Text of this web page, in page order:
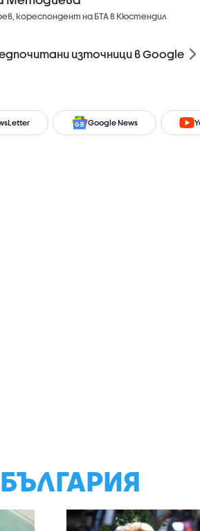
кореспондент на БТА в Кюстендил
източници в Google
Google News